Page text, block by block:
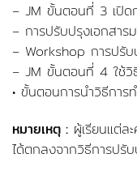
– JM ขั้นตอนที่ 3 เปิ
– การปรับปรุงเอกสาร
– Workshop การปรับ
– JM ขั้นตอนที่ 4 ใช้วิ
• ขั้นตอนการนำวิธีการ
หมายเหตุ : ผู้เรียนแต่ล
ได้ตกลงจากวิธีการปรั